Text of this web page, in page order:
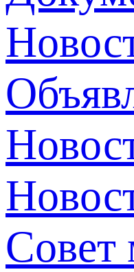
Совет